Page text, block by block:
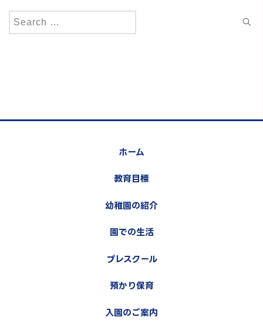
ホーム
教育目標
幼稚園の紹介
園での生活
プレスクール
預かり保育
入園のご案内